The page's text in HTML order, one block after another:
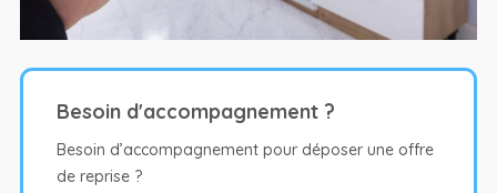
Besoin d'accompagnement ?
Besoin d’accompagnement pour déposer une offre
de reprise ?